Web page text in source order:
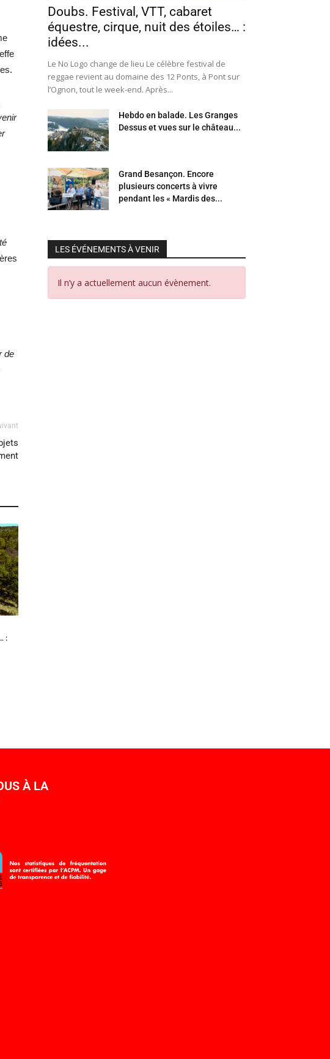
de
:
Doubs. Festival, VTT, cabaret
équestre, cirque, nuit des étoiles… :
idées...
Le No Logo change de lieu Le célèbre festival de
reggae revient au domaine des 12 Ponts, à Pont sur
l’Ognon, tout le week-end. Après...
Hebdo en balade. Les Granges
Dessus et vues sur le château...
Grand Besançon. Encore
plusieurs concerts à vivre
pendant les « Mardis des...
LES ÉVÉNEMENTS À VENIR
Il n’y a actuellement aucun évènement.
À LA